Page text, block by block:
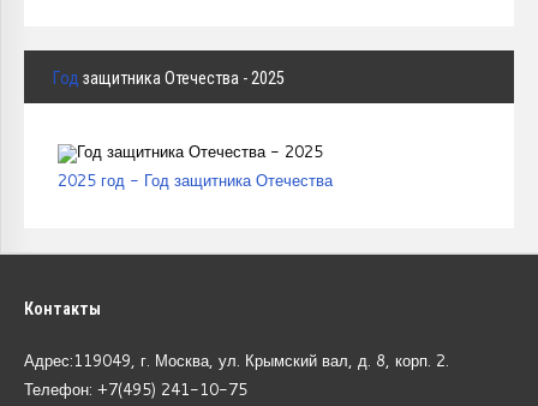
Год защитника Отечества - 2025
2025 год - Год защитника Отечества
Контакты
Адрес:119049, г. Москва, ул. Крымский вал, д. 8, корп. 2.
Телефон: +7(495) 241-10-75